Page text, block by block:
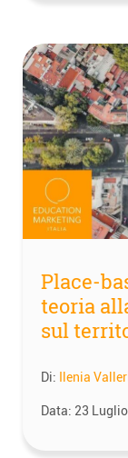
Place-
teoria
sul
Di: Ilenia
Data: 23